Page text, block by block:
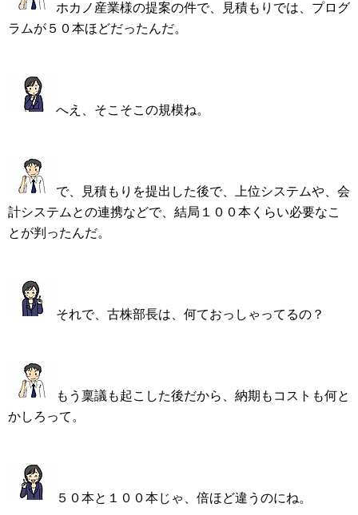
ホカノ産業様の提案の件で、見積もりでは、プログ
ラムが５０本ほどだったんだ。
へえ、そこそこの規模ね。
で、見積もりを提出した後で、上位システムや、会
計システムとの連携などで、結局１００本くらい必要なこ
とが判ったんだ。
それで、古株部長は、何ておっしゃってるの？
もう稟議も起こした後だから、納期もコストも何と
かしろって。
５０本と１００本じゃ、倍ほど違うのにね。